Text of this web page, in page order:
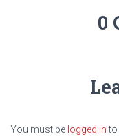
0
You must be logged into